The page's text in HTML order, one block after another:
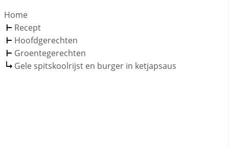
Home
Recept
Hoofdgerechten
Groentegerechten
Gele spitskoolrijst en burger in ketjapsaus